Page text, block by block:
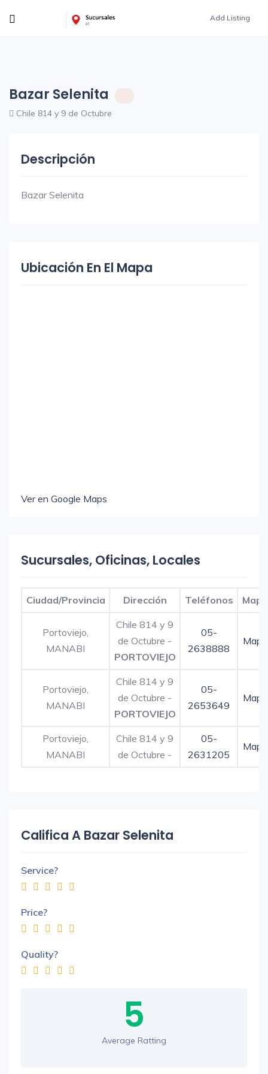
Add Listing
Bazar Selenita
Chile 814 y 9 de Octubre
Descripción
Bazar Selenita
Ubicación En El Mapa
Ver en Google Maps
Sucursales, Oficinas, Locales
Ciudad/Provincia Dirección Teléfonos Mapa
Portoviejo,
MANABI
Chile 814 y 9
de Octubre -
PORTOVIEJO
05-
2638888
Mapa
Portoviejo,
MANABI
Chile 814 y 9
de Octubre -
PORTOVIEJO
05-
2653649
Mapa
Portoviejo,
MANABI
Chile 814 y 9
de Octubre -
05-
2631205
Mapa
Califica A Bazar Selenita
Service?
Price?
Quality?
5
Average Ratting